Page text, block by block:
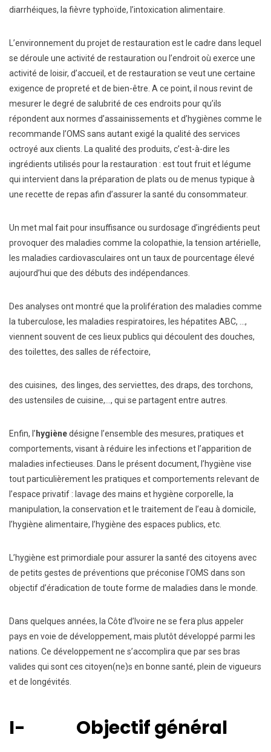
diarrhéiques, la fièvre typhoïde, l’intoxication alimentaire.
L’environnement du projet de restauration est le cadre dans lequel
se déroule une activité de restauration ou l’endroit où exerce une
activité de loisir, d’accueil, et de restauration se veut une certaine
exigence de propreté et de bien-être. A ce point, il nous revint de
mesurer le degré de salubrité de ces endroits pour qu’ils
répondent aux normes d’assainissements et d’hygiènes comme le
recommande l’OMS sans autant exigé la qualité des services
octroyé aux clients. La qualité des produits, c’est-à-dire les
ingrédients utilisés pour la restauration : est tout fruit et légume
qui intervient dans la préparation de plats ou de menus typique à
une recette de repas afin d’assurer la santé du consommateur.
Un met mal fait pour insuffisance ou surdosage d’ingrédients peut
provoquer des maladies comme la colopathie, la tension artérielle,
les maladies cardiovasculaires ont un taux de pourcentage élevé
aujourd’hui que des débuts des indépendances.
Des analyses ont montré que la prolifération des maladies comme
la tuberculose, les maladies respiratoires, les hépatites ABC, …,
viennent souvent de ces lieux publics qui découlent des douches,
des toilettes, des salles de réfectoire,
des cuisines, des linges, des serviettes, des draps, des torchons,
des ustensiles de cuisine,…, qui se partagent entre autres.
Enfin, l’ hygiènedésigne l’ensemble des mesures, pratiques et
comportements, visant à réduire les infections et l’apparition de
maladies infectieuses. Dans le présent document, l’hygiène vise
tout particulièrement les pratiques et comportements relevant de
l’espace privatif : lavage des mains et hygiène corporelle, la
manipulation, la conservation et le traitement de l’eau à domicile,
l’hygiène alimentaire, l’hygiène des espaces publics, etc.
L’hygiène est primordiale pour assurer la santé des citoyens avec
de petits gestes de préventions que préconise l’OMS dans son
objectif d’éradication de toute forme de maladies dans le monde.
Dans quelques années, la Côte d’Ivoire ne se fera plus appeler
pays en voie de développement, mais plutôt développé parmi les
nations. Ce développement ne s’accomplira que par ses bras
valides qui sont ces citoyen(ne)s en bonne santé, plein de vigueurs
et de longévités.
I- Objectif général